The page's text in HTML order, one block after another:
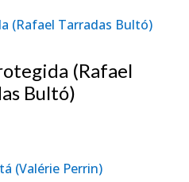
(Rafael
Bultó)